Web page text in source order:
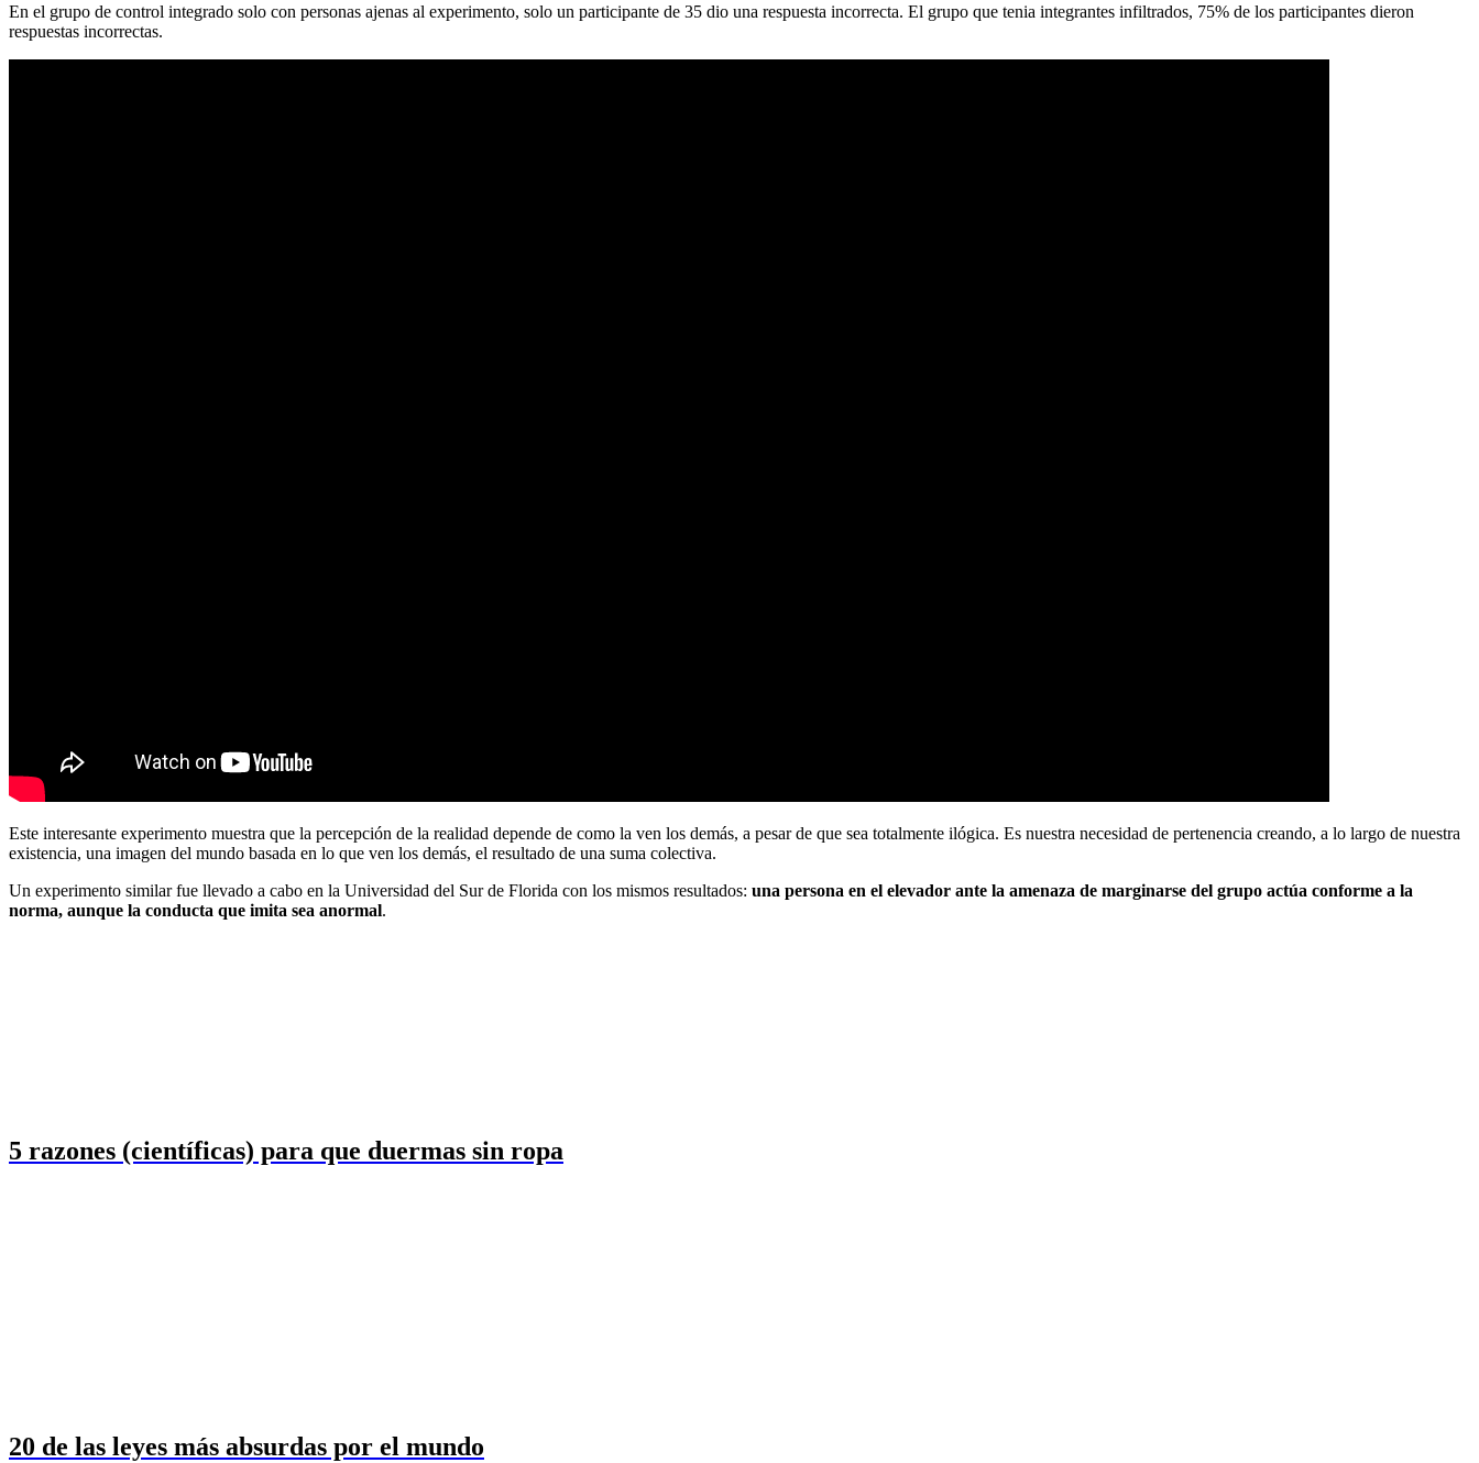
En el grupo de control integrado solo con personas ajenas al experimento, solo un participante de 35 dio una respuesta incorrecta. El grupo que tenia integrantes infiltrados, 75% de los participantes dieron
respuestas incorrectas.
Este interesante experimento muestra que la percepción de la realidad depende de como la ven los demás, a pesar de que sea totalmente ilógica. Es nuestra necesidad de pertenencia creando, a lo largo de nuestra
existencia, una imagen del mundo basada en lo que ven los demás, el resultado de una suma colectiva.
Un experimento similar fue llevado a cabo en la Universidad del Sur de Florida con los mismos resultados: una persona en el elevador ante la amenaza de marginarse del grupo actúa conforme a la
norma, aunque la conducta que imita sea anormal.
5 razones (científicas) para que duermas sin ropa
20 de las leyes más absurdas por el mundo